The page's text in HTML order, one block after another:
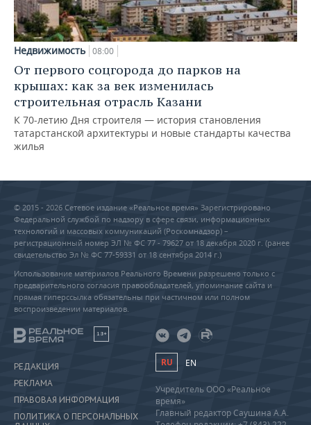
Недвижимость 08:00
От первого соцгорода до парков на
крышах: как за век изменилась
строительная отрасль Казани
К 70-летию Дня строителя — история становления
татарстанской архитектуры и новые стандарты качества
жилья
© 2015 - 2026 Сетевое издание «Реальное время» Зарегистрировано
Федеральной службой по надзору в сфере связи, информационных
технологий и массовых коммуникаций (Роскомнадзор) –
регистрационный номер ЭЛ № ФС 77 - 79627 от 18 декабря 2020 г. (ранее
свидетельство Эл № ФС 77-59331 от 18 сентября 2014 г.)
Использование материалов Реального Времени разрешено только с
предварительного согласия правообладателей, упоминание сайта и
прямая гиперссылка обязательны при частичном или полном
воспроизведении материалов.
18+
РЕДАКЦИЯ
РЕКЛАМА
ПРАВОВАЯ ИНФОРМАЦИЯ
ПОЛИТИКА О ПЕРСОНАЛЬНЫХ
RU EN
Учредитель ООО «Реальное
время»
Главный редактор Саушина А.А.